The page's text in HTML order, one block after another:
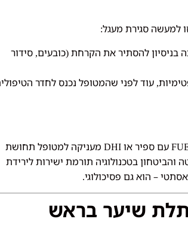
למעשה סגירת מעגל:
להסתיר את הקרחת (כובעים, סידור
, עוד לפני שהמטופל נכנס לחדר
עם ספיר או DHI מעניקה למטופל תחושת
בטכנולוגיה תורמת ישירות לירידת
– הוא גם פסיכולוגי.
שיער בראש